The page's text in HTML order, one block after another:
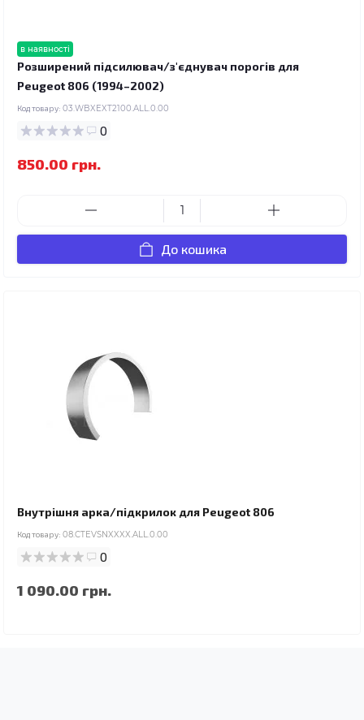
в наявності
Розширений підсилювач/з'єднувач порогів для
Peugeot 806 (1994–2002)
Код товару: 03.WBXEXT2100.ALL.0.00
0
850.00 грн.
До кошика
Внутрішня арка/підкрилок для Peugeot 806
Код товару: 08.CTEVSNXXXX.ALL.0.00
0
1 090.00 грн.